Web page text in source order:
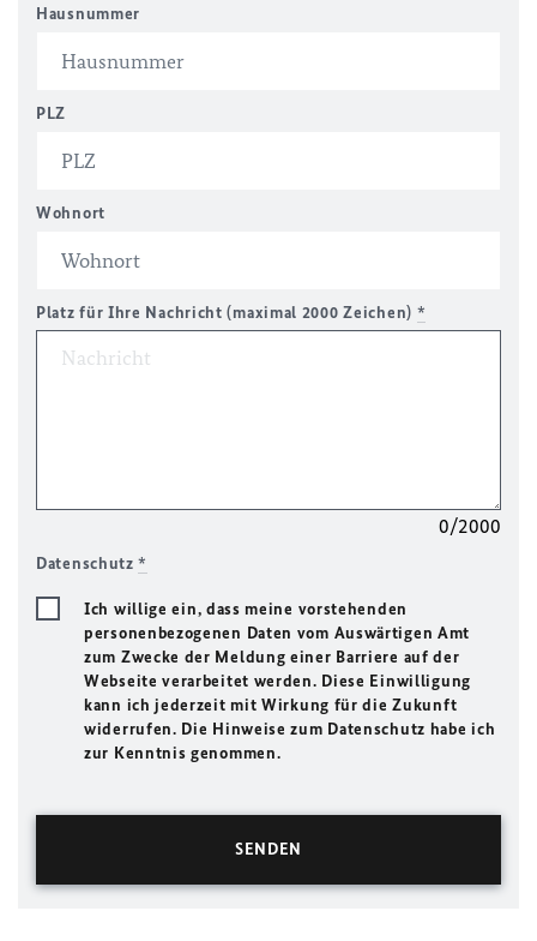
Hausnummer
PLZ
Wohnort
Platz für Ihre Nachricht (maximal 2000 Zeichen) *
0/2000
Datenschutz*
Ich willige ein, dass meine vorstehenden
personenbezogenen Daten vom Auswärtigen Amt
zum Zwecke der Meldung einer Barriere auf der
Webseite verarbeitet werden. Diese Einwilligung
kann ich jederzeit mit Wirkung für die Zukunft
widerrufen. Die Hinweise zum Datenschutz habe ich
zur Kenntnis genommen.